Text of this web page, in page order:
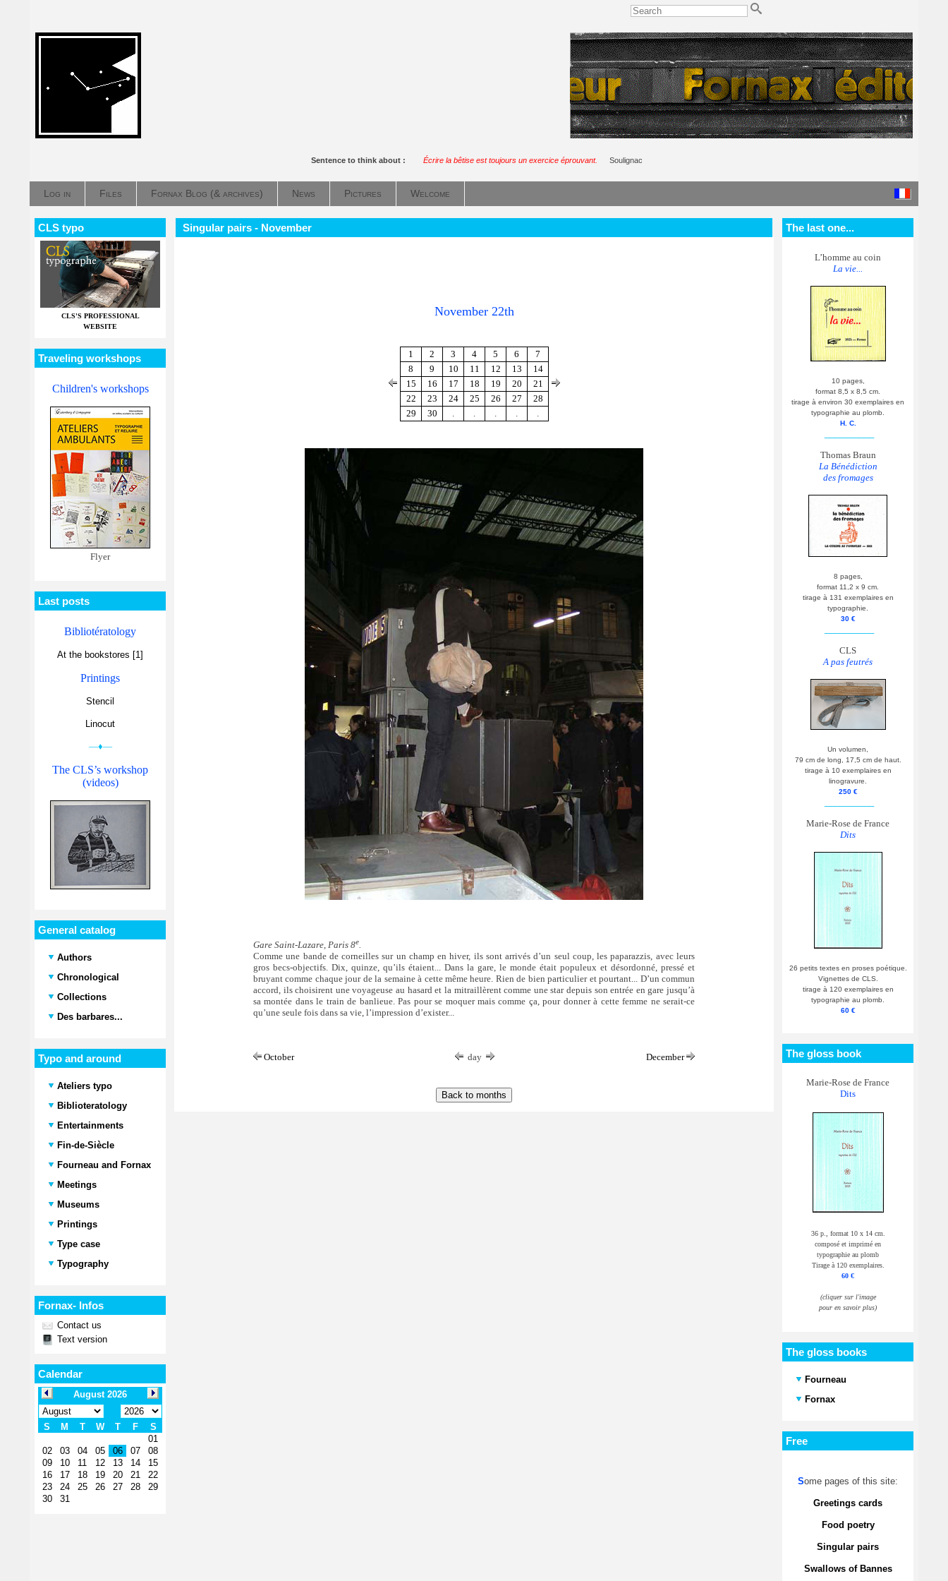
Sentence to think about : Écrire la bêtise est toujours un exercice éprouvant. Soulignac
Log in Files Fornax Blog (& archives) News Pictures Welcome
CLS typo
CLS'S PROFESSIONAL
WEBSITE
Traveling workshops
Children's workshops
Flyer
Last posts
Bibliotératology
At the bookstores [1]
Printings
Stencil
Linocut
—♦—
The CLS’s workshop
(videos)
General catalog
Authors
Chronological
Collections
Des barbares...
Typo and around
Ateliers typo
Biblioteratology
Entertainments
Fin-de-Siècle
Fourneau and Fornax
Meetings
Museums
Printings
Type case
Typography
Fornax- Infos
Contact us
Text version
Calendar
Singular pairs - November
November 22th
1 2 3 4 5 6
7
8
9 10 11 12 13
14
15
16 17 18 19 20
21
22
23 24 25 26 27
28
29
30 . . . . .
Gare Saint-Lazare, Paris 8e.
Comme une bande de corneilles sur un champ en hiver, ils sont arrivés d’un seul coup, les paparazzis, avec leurs
gros becs-objectifs. Dix, quinze, qu’ils étaient... Dans la gare, le monde était populeux et désordonné, pressé et
bruyant comme chaque jour de la semaine à cette même heure. Rien de bien particulier et pourtant... D’un commun
accord, ils choisirent une voyageuse au hasard et la mitraillèrent comme une star depuis son entrée en gare jusqu’à
sa montée dans le train de banlieue. Pas pour se moquer mais comme ça, pour donner à cette femme ne serait-ce
qu’une seule fois dans sa vie, l’impression d’exister...
October day December
The last one...
L’homme au coin
La vie...
10 pages,
format 8,5 x 8,5 cm.
tirage à environ 30 exemplaires en
typographie au plomb.
H. C.
Thomas Braun
La Bénédiction
des fromages
8 pages,
format 11,2 x 9 cm.
tirage à 131 exemplaires en
typographie.
30 €
CLS
A pas feutrés
Un volumen,
79 cm de long, 17,5 cm de haut.
tirage à 10 exemplaires en
linogravure.
250 €
Marie-Rose de France
Dits
26 petits textes en proses poétique.
Vignettes de CLS.
tirage à 120 exemplaires en
typographie au plomb.
60 €
The gloss book
Marie-Rose de France
Dits
36 p., format 10 x 14 cm.
composé et imprimé en
typographie au plomb
Tirage à 120 exemplaires.
60 €
(cliquer sur l'image
pour en savoir plus)
The gloss books
Fourneau
Fornax
Free
Some pages of this site:
Greetings cards
Food poetry
Singular pairs
Swallows of Bannes